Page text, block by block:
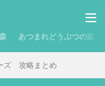
あつまれどうぶつの森
ズ 攻略まとめ